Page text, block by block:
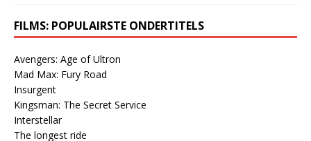
FILMS: POPULAIRSTE ONDERTITELS
Avengers: Age of Ultron
Mad Max: Fury Road
Insurgent
Kingsman: The Secret Service
Interstellar
The longest ride